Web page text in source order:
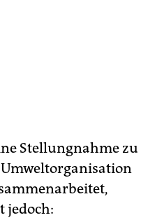
Stellungnahme zu
jedoch: